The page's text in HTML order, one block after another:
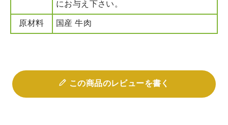
にお与え下さい。
原材料 国産 牛肉
この商品のレビューを書く